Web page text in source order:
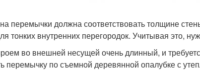
перемычки должна соответствовать толщине
тонких внутренних перегородок. Учитывая это,
во внешней несущей очень длинный, и
перемычку по съемной деревянной опалубке с